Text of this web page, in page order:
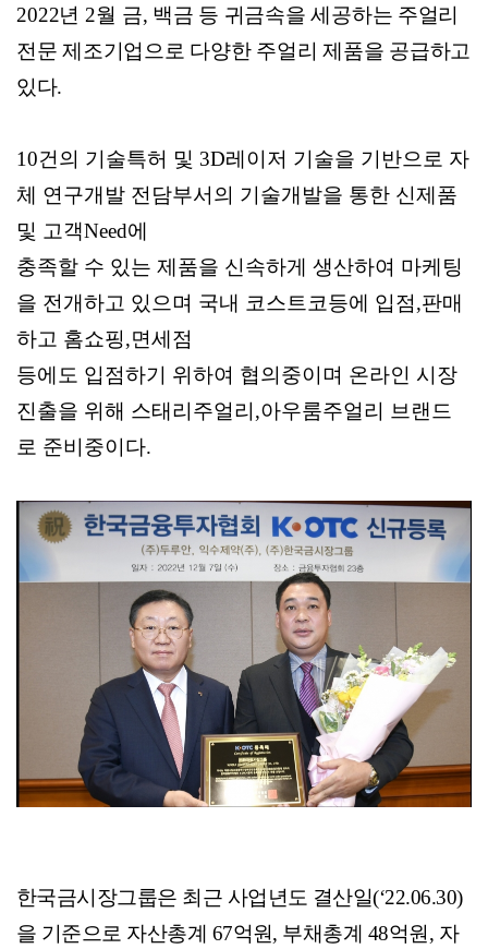
2022년2월 금, 백금 등 귀금속을 세공하는 주얼리
전문 제조기업으로 다양한 주얼리 제품을 공급하고
있다.
10건의 기술특허 및 3D레이저 기술을 기반으로 자
체 연구개발 전담부서의 기술개발을 통한 신제품
및 고객Need에
충족할 수 있는 제품을 신속하게 생산하여 마케팅
을 전개하고 있으며 국내 코스트코등에 입점,판매
하고 홈쇼핑,면세점
등에도 입점하기 위하여 협의중이며 온라인 시장
진출을 위해 스태리주얼리 ,아우룸주얼리 브랜드
로 준비중이다.
한국금시장그룹은 최근 사업년도 결산일(‘22.06.30)
을 기준으로 자산총계 67억원, 부채총계 48억원, 자